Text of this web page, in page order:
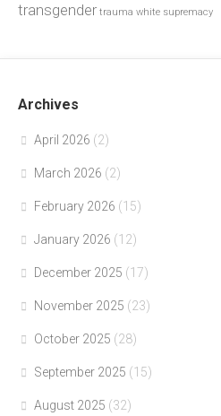
transgender trauma white supremacy
Archives
April 2026 (2)
March 2026 (2)
February 2026 (15)
January 2026 (12)
December 2025 (17)
November 2025 (23)
October 2025 (28)
September 2025 (15)
August 2025 (32)